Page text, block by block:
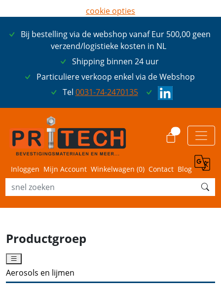
Bij bestelling via de webshop vanaf Eur 500,00 geen
verzend/logistieke kosten in NL
Shipping binnen 24 uur
Particuliere verkoop enkel via de Webshop
Tel 0031-74-2470135
Inloggen Mijn Account Winkelwagen (0) Contact Blog
Productgroep
Aerosols en lijmen
cookie opties
ik ga akkoord met cookies